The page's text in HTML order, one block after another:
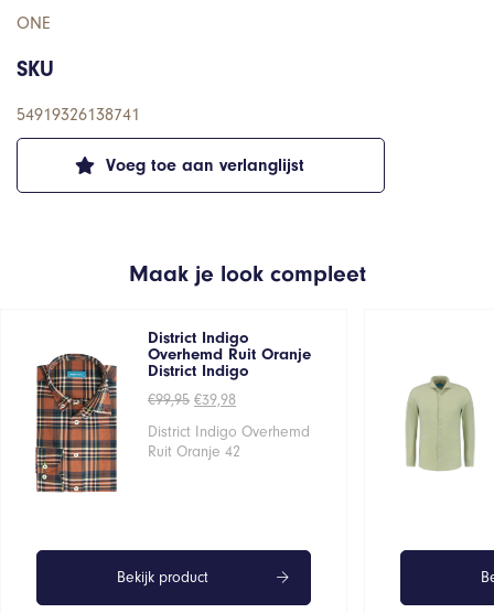
Voeg toe aan verlanglijst
ONE
SKU
54919326138741
Maak je look compleet
District Indigo
Overhemd Ruit Oranje
District Indigo
€99,95 Oorspronkelijke
was:
€99,95.
€39,98Huidige
is:
€39,98.
District Indigo Overhemd
Ruit Oranje 42
Bekijk product